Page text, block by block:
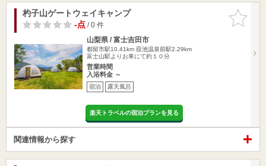
お気に入
りに追加
杓子山ゲートウェイキャンプ
-点/ 0 件
山梨県 / 富士吉田市
都留市駅10.41km 葭池温泉前駅2.29km
富士山駅よりお車にて約１０分
営業時間
入浴料金 ～
宿泊 露天風呂
楽天トラベルの宿泊プランを見る
関連情報から探す